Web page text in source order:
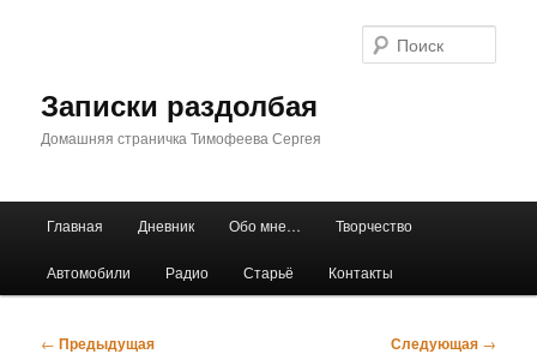
Записки раздолбая
Домашняя страничка Тимофеева Сергея
Главная Дневник Обо мне… Творчество
Автомобили Радио Старьё Контакты
Навигация
← Предыдущая Следующая →